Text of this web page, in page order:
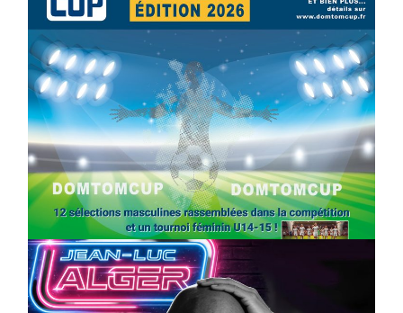
SPORT COMPÉTITIONS FOOTBALL JEUNESSE & SPORTS
Foot : la DTC 2026 approche
On03/04/2026byWebmaster2Risi